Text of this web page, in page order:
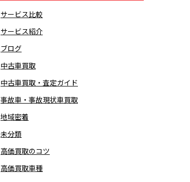
サービス比較
サービス紹介
ブログ
中古車買取
中古車買取・査定ガイド
事故車・事故現状車買取
地域密着
未分類
高価買取のコツ
高価買取車種